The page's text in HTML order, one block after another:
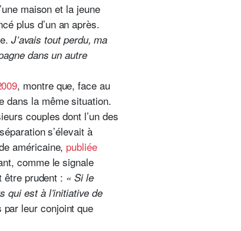
maison et la jeune
plus d’un an après.
J’avais tout perdu, ma
dans un autre
, montre que, face au
dans la même situation.
couples dont l’un des
s’élevait à
américaine, publiée
comme le signale
être prudent : « Si le
qui est à l’initiative de
leur conjoint que